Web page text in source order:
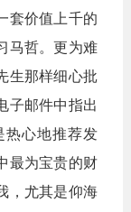
套价值上千的
马哲。更为难
生那样细心批
子邮件中指出
热心地推荐发
最为宝贵的财
，尤其是仰海